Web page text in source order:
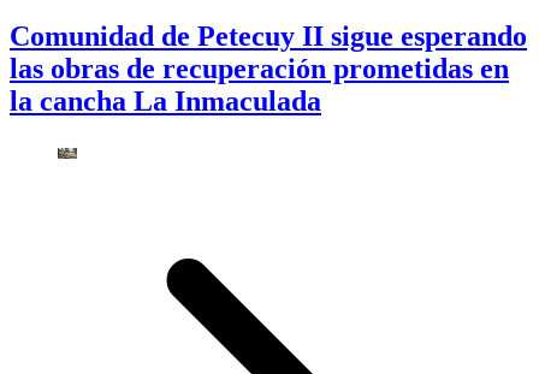
Comunidad de Petecuy II sigue esperando
las obras de recuperación prometidas en
la cancha La Inmaculada